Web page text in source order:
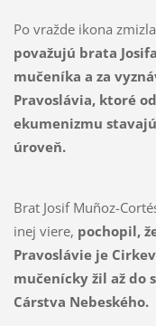
Po vražde ikona
považujú brata
mučeníka a za
Pravoslávia, ktoré
ekumenizmu
úroveň.
Brat Josif Muñoz-
inej viere, pochopil,
Pravoslávie je
mučenícky žil až do
Cárstva Nebeského.